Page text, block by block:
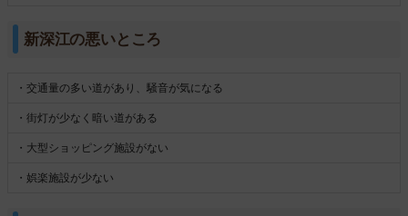
新深江の悪いところ
・交通量の多い道があり、騒音が気になる
・街灯が少なく暗い道がある
・大型ショッピング施設がない
・娯楽施設が少ない